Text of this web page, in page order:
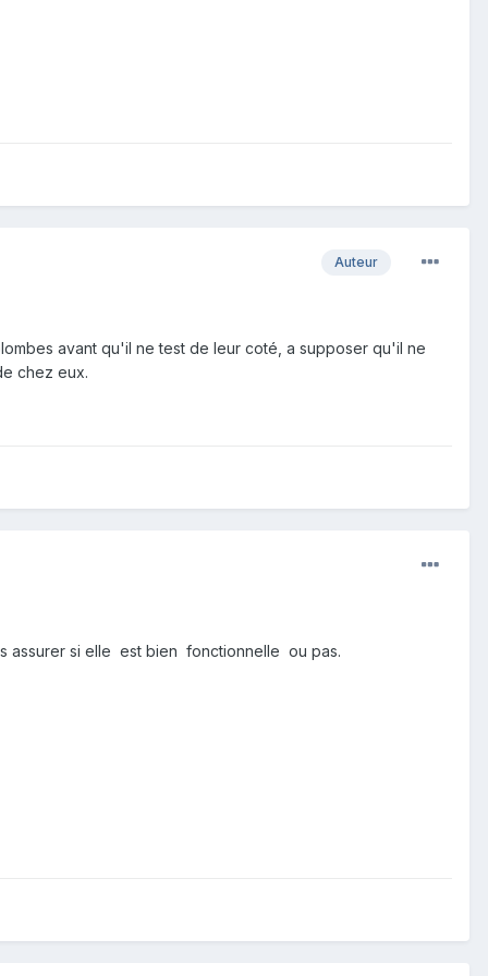
Auteur
avant qu'il ne test de leur coté, a supposer qu'il ne
chez eux.
si elle est bien fonctionnelle ou pas.